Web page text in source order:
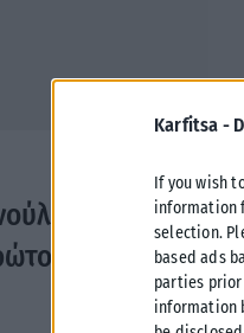
Karfitsa -
If you wish
information
selection.
based ads
parties
information
κάλεσε
“παράθυρο”